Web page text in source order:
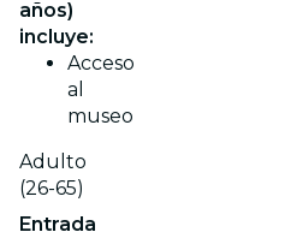
años)
incluye:
Acceso
al
museo
Adulto
(26-65)
Entrada